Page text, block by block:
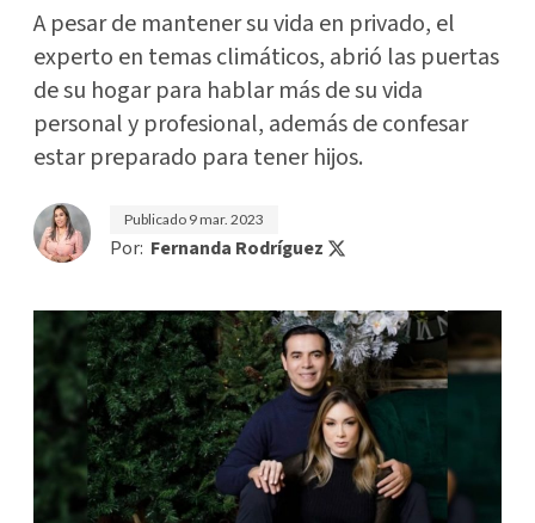
A pesar de mantener su vida en privado, el
experto en temas climáticos, abrió las puertas
de su hogar para hablar más de su vida
personal y profesional, además de confesar
estar preparado para tener hijos.
Publicado 9 mar. 2023
Por: Fernanda Rodríguez